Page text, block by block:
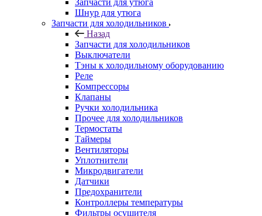
Запчасти для утюга
Шнур для утюга
Запчасти для холодильников
Назад
Запчасти для холодильников
Выключатели
Тэны к холодильному оборудованию
Реле
Компрессоры
Клапаны
Ручки холодильника
Прочее для холодильников
Термостаты
Таймеры
Вентиляторы
Уплотнители
Микродвигатели
Датчики
Предохранители
Контроллеры температуры
Фильтры осушителя